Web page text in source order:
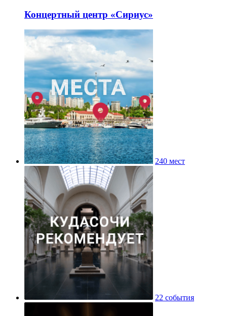
Концертный центр «Сириус»
240 мест
22 события